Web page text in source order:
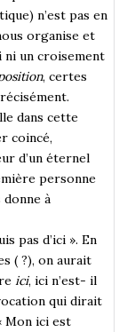
n’est pas en
organise et
ni un croisement
, certes
dans cette
coincé,
d’un éternel
personne
à
pas d’ici ». En
( ?), on aurait
ici, ici n’est- il
qui dirait
Mon ici est